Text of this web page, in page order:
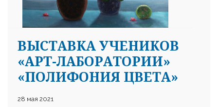
ВЫСТАВКА УЧЕНИКОВ
«АРТ-ЛАБОРАТОРИИ»
«ПОЛИФОНИЯ ЦВЕТА»
28 мая 2021